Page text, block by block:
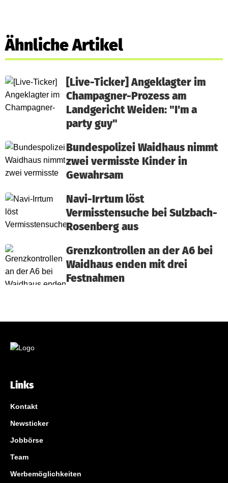
Ähnliche Artikel
[Live-Ticker] Angeklagter im
Champagner-Prozess am
Landgericht Weiden: "I'm a
party guy"
Bundespolizei Waidhaus nimmt
zwei vermisste Kinder in
Gewahrsam
Navi-Irrtum löst
Vermisstensuche bei Sulzbach-
Rosenberg aus
Grenzkontrollen an der A6 bei
Waidhaus enden mit drei
Festnahmen
Links
Kontakt
Newsticker
Jobbörse
Team
Werbemöglichkeiten